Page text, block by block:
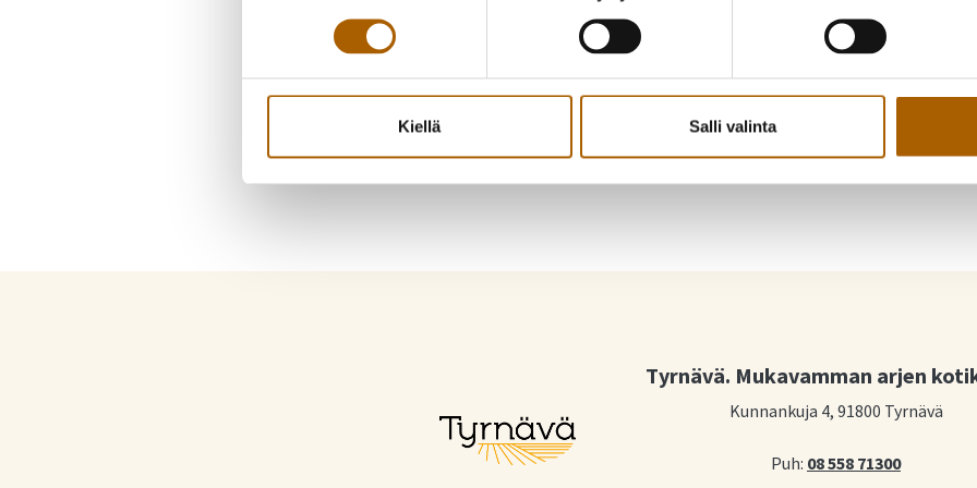
Kiellä Salli valinta
Piditkö uutisesta? Jaa se
Jaa Facebookissa
Tyrnävä. Mukavamman arjen
Kunnankuja 4, 91800 Tyrnävä
Puh: 08 558 71300